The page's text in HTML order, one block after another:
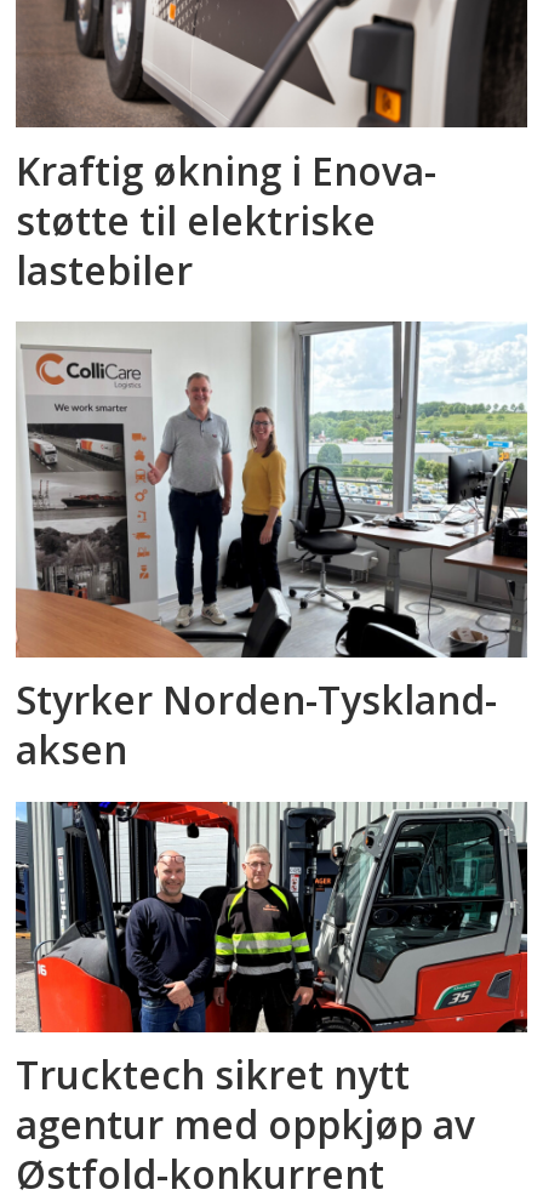
Kraftig økning i Enova-
støtte til elektriske
lastebiler
Styrker Norden-Tyskland-
aksen
Trucktech sikret nytt
agentur med oppkjøp av
Østfold-konkurrent